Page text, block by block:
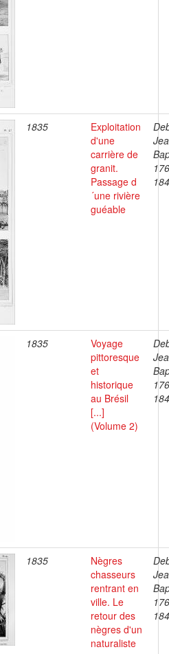
1835
Exploitation
d'une
carrière de
granit.
Passage d
´une rivière
guéable
1835
Voyage
pittoresque
et
historique
au Brésil
[...]
(Volume 2)
1835
Nègres
chasseurs
rentrant en
ville. Le
retour des
nègres d'un
naturaliste